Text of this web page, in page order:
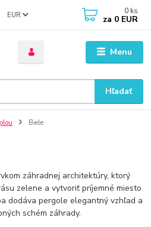
Menu
EUR
Hľadať
0 ks
za 0 EUR
Biele
záhradnej architektúry, ktorý
zelene a vytvoriť príjemné miesto
dodáva pergole elegantný vzhľad a
schém záhrady.